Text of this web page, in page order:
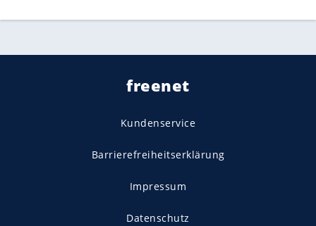
freenet
Kundenservice
Barrierefreiheitserklärung
Impressum
Datenschutz